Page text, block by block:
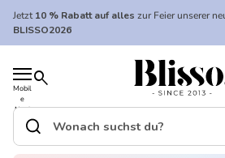
Zum Inhalt springen
Jetzt10 % Rabatt auf alles zur Feier unserer
BLISSO2026
Mobil
e
Navi
gatio
search
Startseite
Startseite
Suche"
search